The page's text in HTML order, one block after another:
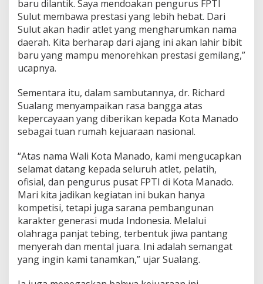
baru dilantik. Saya mendoakan pengurus FPTI
Sulut membawa prestasi yang lebih hebat. Dari
Sulut akan hadir atlet yang mengharumkan nama
daerah. Kita berharap dari ajang ini akan lahir bibit
baru yang mampu menorehkan prestasi gemilang,”
ucapnya.
Sementara itu, dalam sambutannya, dr. Richard
Sualang menyampaikan rasa bangga atas
kepercayaan yang diberikan kepada Kota Manado
sebagai tuan rumah kejuaraan nasional.
“Atas nama Wali Kota Manado, kami mengucapkan
selamat datang kepada seluruh atlet, pelatih,
ofisial, dan pengurus pusat FPTI di Kota Manado.
Mari kita jadikan kegiatan ini bukan hanya
kompetisi, tetapi juga sarana pembangunan
karakter generasi muda Indonesia. Melalui
olahraga panjat tebing, terbentuk jiwa pantang
menyerah dan mental juara. Ini adalah semangat
yang ingin kami tanamkan,” ujar Sualang.